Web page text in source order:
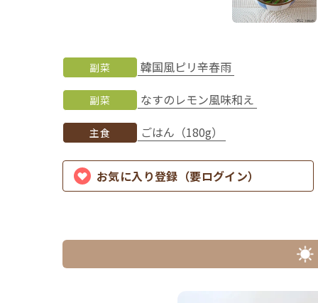
副菜 韓国風ピリ辛春雨
副菜 なすのレモン風味和え
主食 ごはん（180g）
お気に入り登録（要ログイン）